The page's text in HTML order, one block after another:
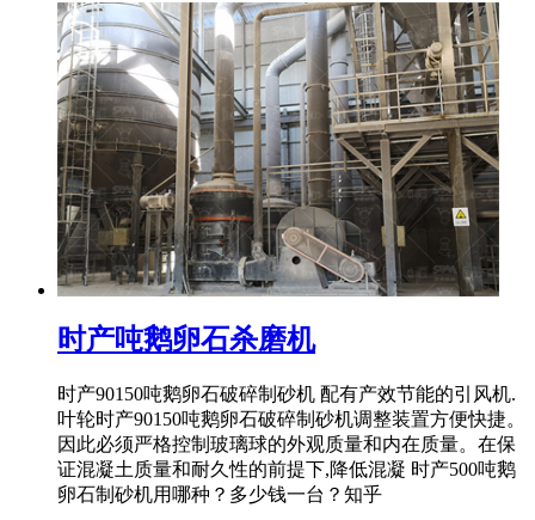
时产吨鹅卵石杀磨机
时产90150吨鹅卵石破碎制砂机 配有产效节能的引风机.
叶轮时产90150吨鹅卵石破碎制砂机调整装置方便快捷。
因此必须严格控制玻璃球的外观质量和内在质量。在保
证混凝土质量和耐久性的前提下,降低混凝 时产500吨鹅
卵石制砂机用哪种？多少钱一台？知乎